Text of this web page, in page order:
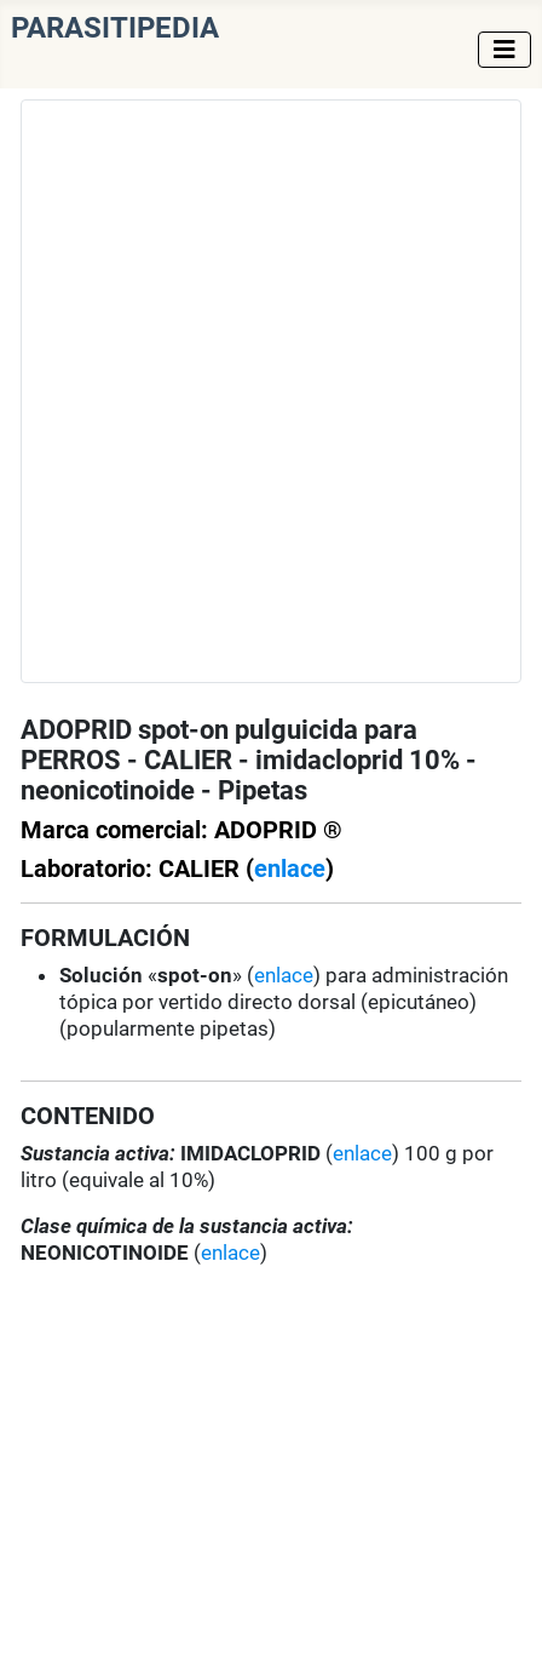
PARASITIPEDIA
ADOPRID spot-on pulguicida para
PERROS - CALIER - imidacloprid 10% -
neonicotinoide - Pipetas
Marca comercial: ADOPRID ®
Laboratorio: CALIER (enlace)
FORMULACIÓN
Solución «spot-on» (enlace) para administración
tópica por vertido directo dorsal (epicutáneo)
(popularmente pipetas)
CONTENIDO
Sustancia activa: IMIDACLOPRID (enlace) 100 g por
litro (equivale al 10%)
Clase química de la sustancia activa:
NEONICOTINOIDE (enlace)